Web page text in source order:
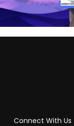
Connect With Us